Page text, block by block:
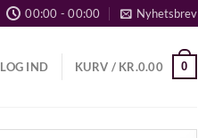
00:00 - 00:00 Nyhetsbrev
LOG IND KURV / KR.0.00 0